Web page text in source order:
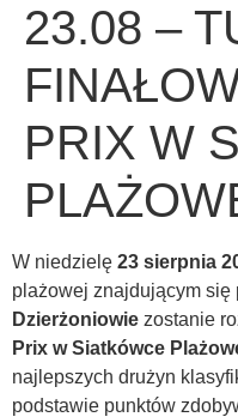
23.08 –
PRIX W
W niedzielę 23 sierpnia
plażowej znajdującym się
Dzierżoniowie zostanie
Prix w Siatkówce
najlepszych drużyn
podstawie punktów